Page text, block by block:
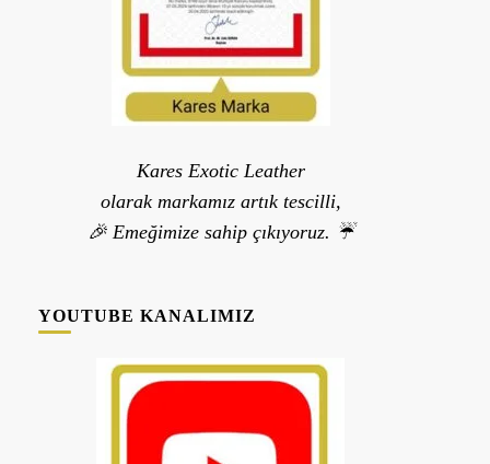
Kares Exotic Leather
olarak markamız artık tescilli,
🎉 Emeğimize sahip çıkıyoruz. ☔
YOUTUBE KANALIMIZ